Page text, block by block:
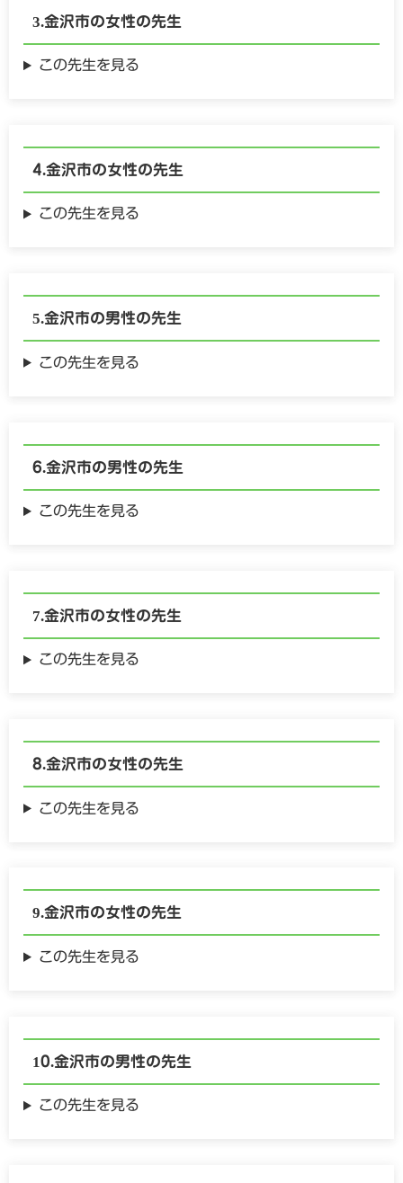
金沢市の女性の先生
この先生を見る
金沢市の女性の先生
この先生を見る
金沢市の男性の先生
この先生を見る
金沢市の男性の先生
この先生を見る
金沢市の女性の先生
この先生を見る
金沢市の女性の先生
この先生を見る
金沢市の女性の先生
この先生を見る
金沢市の男性の先生
この先生を見る